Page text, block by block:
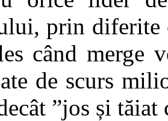
prin diferite
când merge
de scurs
”jos și tăiat